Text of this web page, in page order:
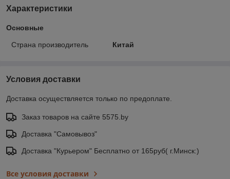
Характеристики
Основные
Страна производитель Китай
Условия доставки
Доставка осуществляется только по предоплате.
Заказ товаров на сайте 5575.by
Доставка "Самовывоз"
Доставка "Курьером" Бесплатно от 165руб( г.Минск:)
Все условия доставки